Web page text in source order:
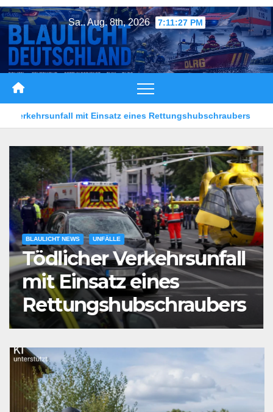
Zum
Inhalt
springen
Sa.. Aug. 8th, 2026 7:11:30 PM
Mann vor Café angeschossen
BLAULICHT NEWS UNFÄLLE
Tödlicher Verkehrsunfall
mit Einsatz eines
Rettungshubschraubers